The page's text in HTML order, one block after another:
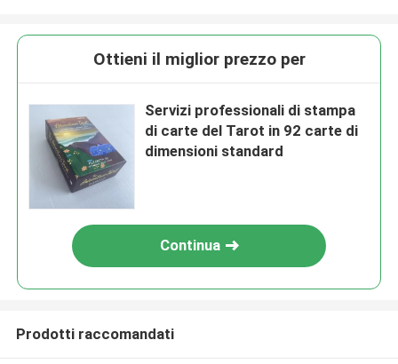
Ottieni il miglior prezzo per
Servizi professionali di stampa
di carte del Tarot in 92 carte di
dimensioni standard
Continua
Prodotti raccomandati